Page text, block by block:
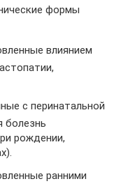
формы
влиянием
с перинатальной
болезнь
рождении,
ранними